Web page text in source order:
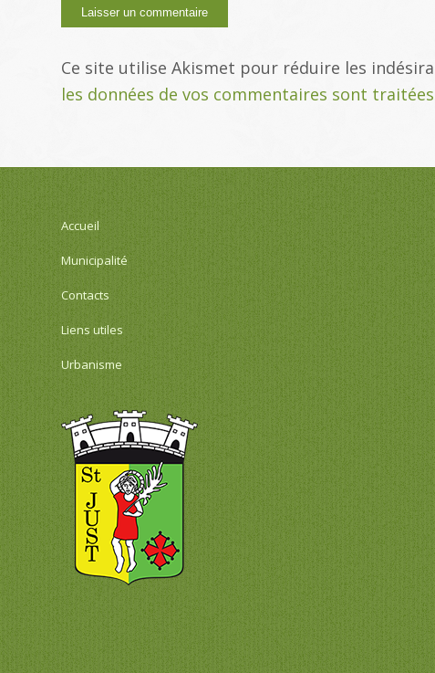
Ce site utilise Akismet pour réduire les
les données de vos commentaires sont traitées
Accueil
Municipalité
Contacts
Liens utiles
Urbanisme